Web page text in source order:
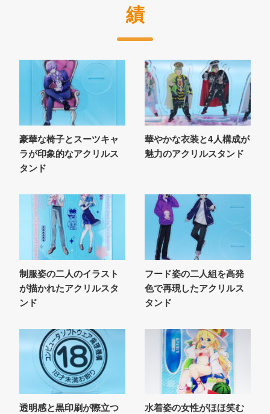
績
豪華な椅子とスーツキャ
ラが印象的なアクリルス
タンド
華やかな衣装と4人構成が
魅力のアクリルスタンド
制服姿の二人のイラスト
が描かれたアクリルスタ
ンド
フード姿の二人組を高発
色で再現したアクリルス
タンド
透明感と黒印刷が際立つ
水着姿の女性がほほ笑む